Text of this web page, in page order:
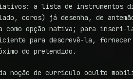
a lista de instrumentos
coros) já desenha, de
como opção nativa; para inseri-
para descrevê-la, fornecer
do pretendido.
noção de currículo oculto